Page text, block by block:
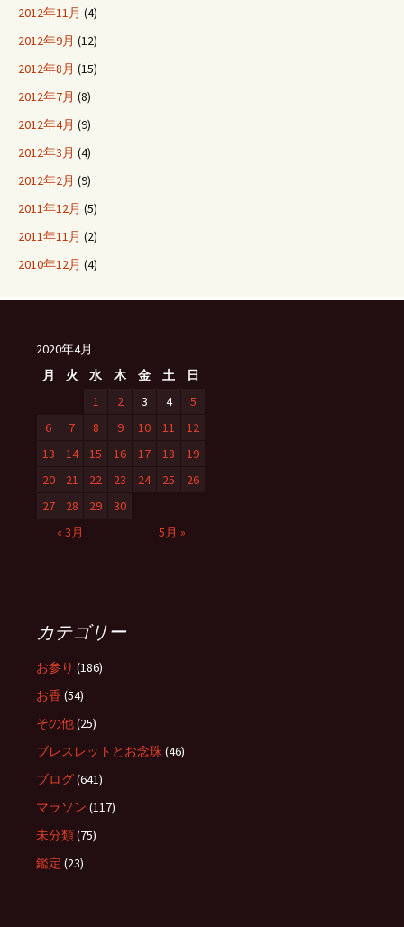
2012年11月 (4)
2012年9月 (12)
2012年8月 (15)
2012年7月 (8)
2012年4月 (9)
2012年3月 (4)
2012年2月 (9)
2011年12月 (5)
2011年11月 (2)
2010年12月 (4)
2020年4月
月
火 水 木 金 土
日
1
2 3 4
5
6
7 8 9 10 11
12
13
14 15 16 17 18
19
20
21 22 23 24 25
26
27
28 29
30
« 3月
5月 »
カテゴリー
お参り (186)
お香 (54)
その他(25)
ブレスレットとお念珠(46)
ブログ(641)
マラソン (117)
未分類(75)
鑑定 (23)